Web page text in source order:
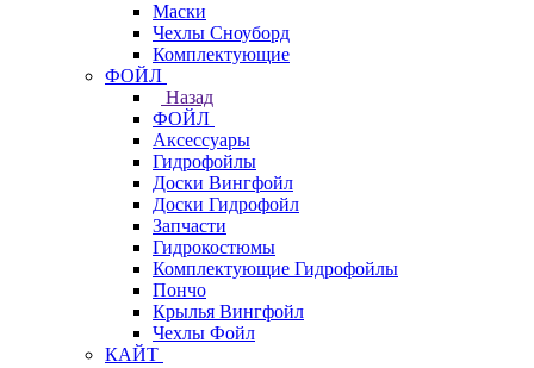
Маски
Чехлы Сноуборд
Комплектующие
ФОЙЛ
Назад
ФОЙЛ
Аксессуары
Гидрофойлы
Доски Вингфойл
Доски Гидрофойл
Запчасти
Гидрокостюмы
Комплектующие Гидрофойлы
Пончо
Крылья Вингфойл
Чехлы Фойл
КАЙТ